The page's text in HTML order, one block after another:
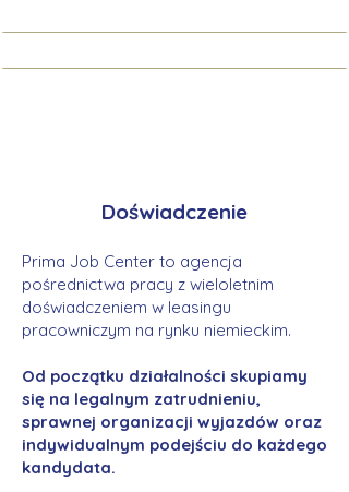
Doświadczenie
Prima Job Center to agencja
pośrednictwa pracy z wieloletnim
doświadczeniem w leasingu
pracowniczym na rynku niemieckim.
Od początku działalności skupiamy
się na legalnym zatrudnieniu,
sprawnej organizacji wyjazdów oraz
indywidualnym podejściu do każdego
kandydata.